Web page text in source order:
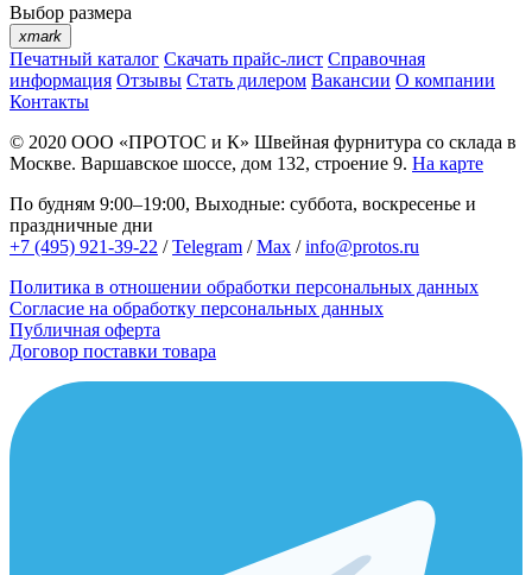
Выбор размера
xmark
Печатный каталог Скачать прайс-лист Справочная
информация Отзывы Стать дилером Вакансии О компании
Контакты
© 2020 ООО «ПРОТОС и К» Швейная фурнитура со склада в
Москве. Варшавское шоссе, дом 132, строение 9. На карте
По будням 9:00–19:00, Выходные: суббота, воскресенье и
праздничные дни
+7 (495) 921-39-22 /Telegram /Max /info@protos.ru
Политика в отношении обработки персональных данных
Согласие на обработку персональных данных
Публичная оферта
Договор поставки товара